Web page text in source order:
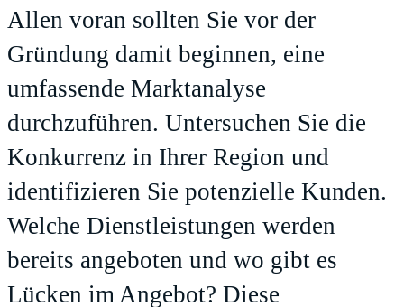
Allen voran sollten Sie vor der
Gründung damit beginnen, eine
umfassende Marktanalyse
durchzuführen. Untersuchen Sie die
Konkurrenz in Ihrer Region und
identifizieren Sie potenzielle Kunden.
Welche Dienstleistungen werden
bereits angeboten und wo gibt es
Lücken im Angebot? Diese